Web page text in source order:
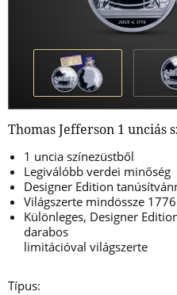
Thomas Jefferson 1 unciás
1 uncia színezüstből
Legiválóbb verdei minőség
Designer Edition
Világszerte mindössze
Különleges, Designer
darabos
limitációval világszerte
Típus: